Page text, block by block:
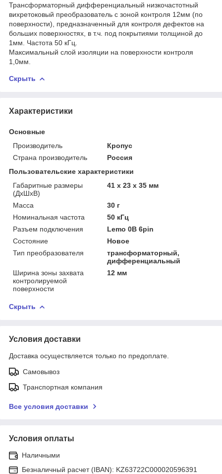
Трансформаторный дифференциальный низкочастотный
вихретоковый преобразователь с зоной контроля 12мм (по
поверхности), предназначенный для контроля дефектов на
больших поверхностях, в т.ч. под покрытиями толщиной до
1мм. Частота 50 кГц.
Максимальный слой изоляции на поверхности контроля
1,0мм.
Скрыть
Характеристики
Основные
Производитель
Кропус
Страна производитель
Россия
Пользовательские характеристики
Габаритные размеры
(ДхШхВ)
41 х 23 х 35 мм
Масса
30 г
Номинальная частота
50 кГц
Разъем подключения
Lemo 0B 6pin
Состояние
Новое
Тип преобразователя
трансформаторный,
дифференциальный
Ширина зоны захвата
контролируемой
поверхности
12 мм
Скрыть
Условия доставки
Доставка осуществляется только по предоплате.
Самовывоз
Транспортная компания
Все условия доставки
Условия оплаты
Наличными
Безналичный расчет (IBAN): KZ63722C000020596391